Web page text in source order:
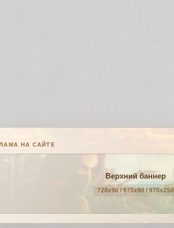
НА САЙТЕ
Верхний баннер
728x90 / 970x90 / 970x250